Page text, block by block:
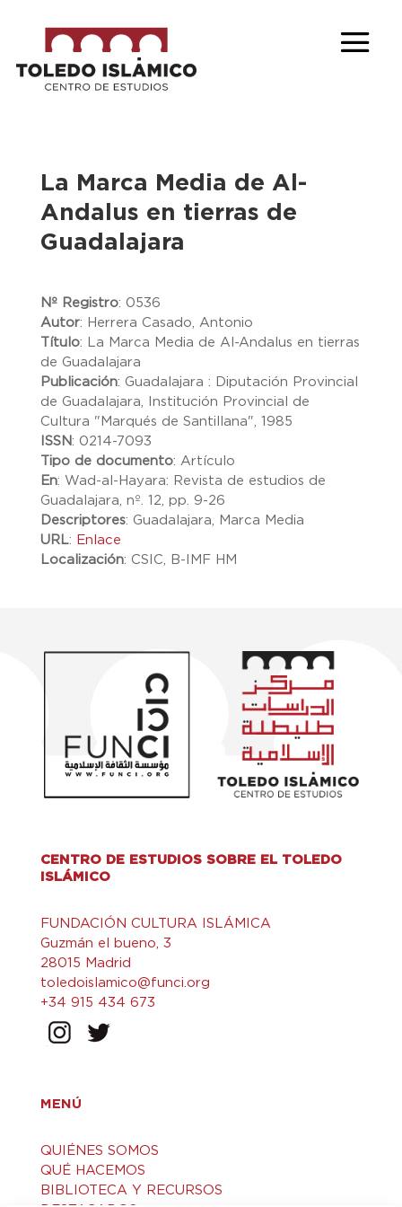
La Marca Media de Al-
Andalus en tierras de
Guadalajara
Nº Registro: 0536
Autor: Herrera Casado, Antonio
Título: La Marca Media de Al-Andalus en tierras
de Guadalajara
Publicación: Guadalajara : Diputación Provincial
de Guadalajara, Institución Provincial de
Cultura "Marqués de Santillana", 1985
ISSN: 0214-7093
Tipo de documento: Artículo
En: Wad-al-Hayara: Revista de estudios de
Guadalajara, nº. 12, pp. 9-26
Descriptores: Guadalajara, Marca Media
URL: Enlace
Localización: CSIC, B-IMF HM
CENTRO DE ESTUDIOS SOBRE EL TOLEDO
ISLÁMICO
FUNDACIÓN CULTURA ISLÁMICA
Guzmán el bueno, 3
28015 Madrid
toledoislamico@funci.org
+34 915 434 673
MENÚ
QUIÉNES SOMOS
QUÉ HACEMOS
BIBLIOTECA Y RECURSOS